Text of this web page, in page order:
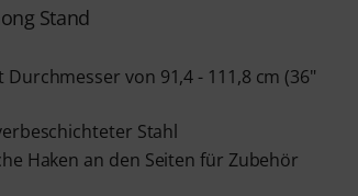
Stand
von 91,4 - 111,8 cm (36"
Stahl
Haken an den Seiten für Zubehör